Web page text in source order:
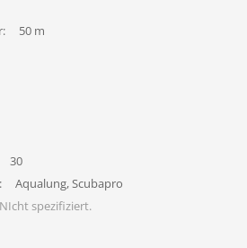
50 m
30
Aqualung, Scubapro
NIcht spezifiziert.